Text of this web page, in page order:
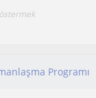
Programı